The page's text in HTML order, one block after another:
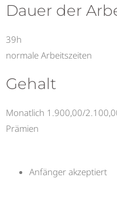
Dauer der
39h
normale Arbeitszeiten
Gehalt
Monatlich 1.900,00/
Prämien
Anfänger akzeptiert